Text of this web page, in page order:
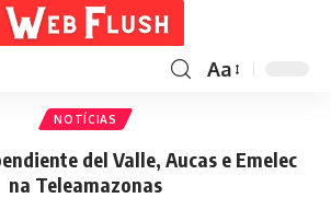
Aa
NOTÍCIAS
del Valle, Aucas e Emelec
na Teleamazonas